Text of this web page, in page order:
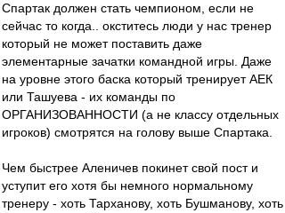
Спартак должен стать чемпионом, если не
сейчас то когда.. окститесь люди у нас тренер
который не может поставить даже
элементарные зачатки командной игры. Даже
на уровне этого баска который тренирует АЕК
или Ташуева - их команды по
ОРГАНИЗОВАННОСТИ (а не классу отдельных
игроков) смотрятся на голову выше Спартака.
Чем быстрее Аленичев покинет свой пост и
уступит его хотя бы немного нормальному
тренеру - хоть Тарханову, хоть Бушманову, хоть